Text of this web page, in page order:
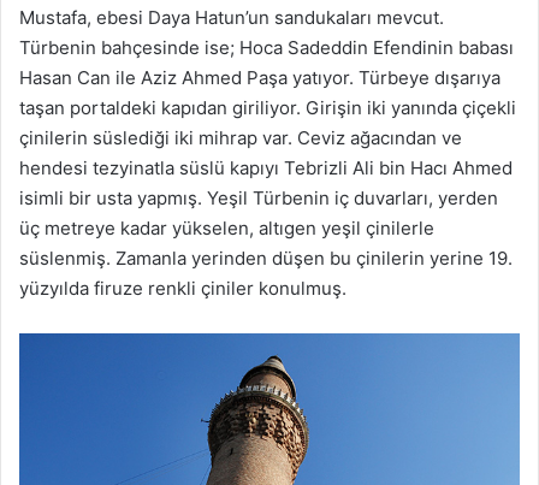
Mustafa, ebesi Daya Hatun’un sandukaları mevcut.
Türbenin bahçesinde ise; Hoca Sadeddin Efendinin babası
Hasan Can ile Aziz Ahmed Paşa yatıyor. Türbeye dışarıya
taşan portaldeki kapıdan giriliyor. Girişin iki yanında çiçekli
çinilerin süslediği iki mihrap var. Ceviz ağacından ve
hendesi tezyinatla süslü kapıyı Tebrizli Ali bin Hacı Ahmed
isimli bir usta yapmış. Yeşil Türbenin iç duvarları, yerden
üç metreye kadar yükselen, altıgen yeşil çinilerle
süslenmiş. Zamanla yerinden düşen bu çinilerin yerine 19.
yüzyılda firuze renkli çiniler konulmuş.